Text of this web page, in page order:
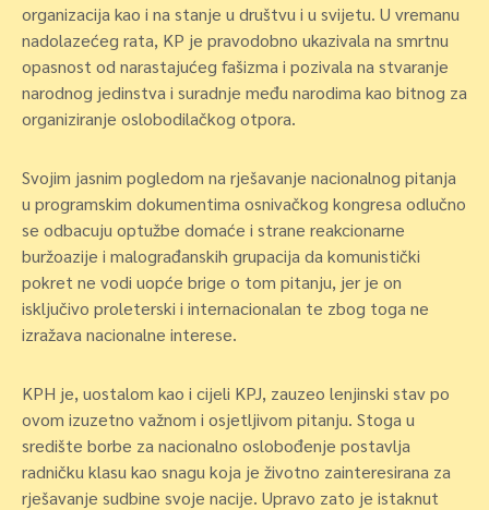
organizacija kao i na stanje u društvu i u svijetu. U vremanu
nadolazećeg rata, KP je pravodobno ukazivala na smrtnu
opasnost od narastajućeg fašizma i pozivala na stvaranje
narodnog jedinstva i suradnje među narodima kao bitnog za
organiziranje oslobodilačkog otpora.
Svojim jasnim pogledom na rješavanje nacionalnog pitanja
u programskim dokumentima osnivačkog kongresa odlučno
se odbacuju optužbe domaće i strane reakcionarne
buržoazije i malograđanskih grupacija da komunistički
pokret ne vodi uopće brige o tom pitanju, jer je on
isključivo proleterski i internacionalan te zbog toga ne
izražava nacionalne interese.
KPH je, uostalom kao i cijeli KPJ, zauzeo lenjinski stav po
ovom izuzetno važnom i osjetljivom pitanju. Stoga u
središte borbe za nacionalno oslobođenje postavlja
radničku klasu kao snagu koja je životno zainteresirana za
rješavanje sudbine svoje nacije. Upravo zato je istaknut